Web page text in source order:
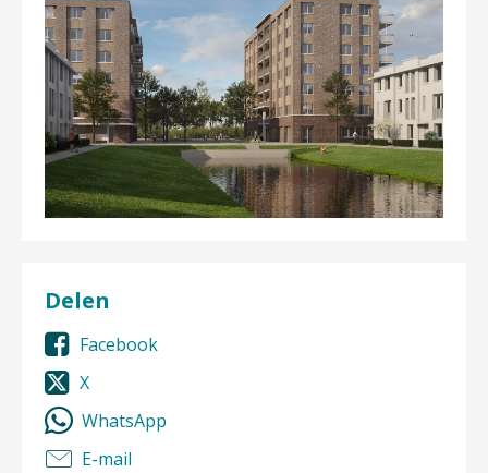
Delen
Facebook
X
WhatsApp
E-mail